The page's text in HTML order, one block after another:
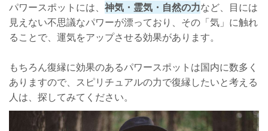
パワースポットには、 神気・霊気・自然の力など、目には
見えない不思議なパワーが漂っており、その「気」に触れ
ることで、運気をアップさせる効果があります。
もちろん復縁に効果のあるパワースポットは国内に数多く
ありますので、スピリチュアルの力で復縁したいと考える
人は、探してみてください。